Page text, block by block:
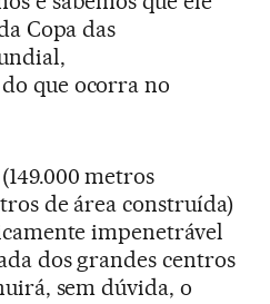
Copa das
que ocorra no
metros
de área construída)
impenetrável
dos grandes centros
sem dúvida, o